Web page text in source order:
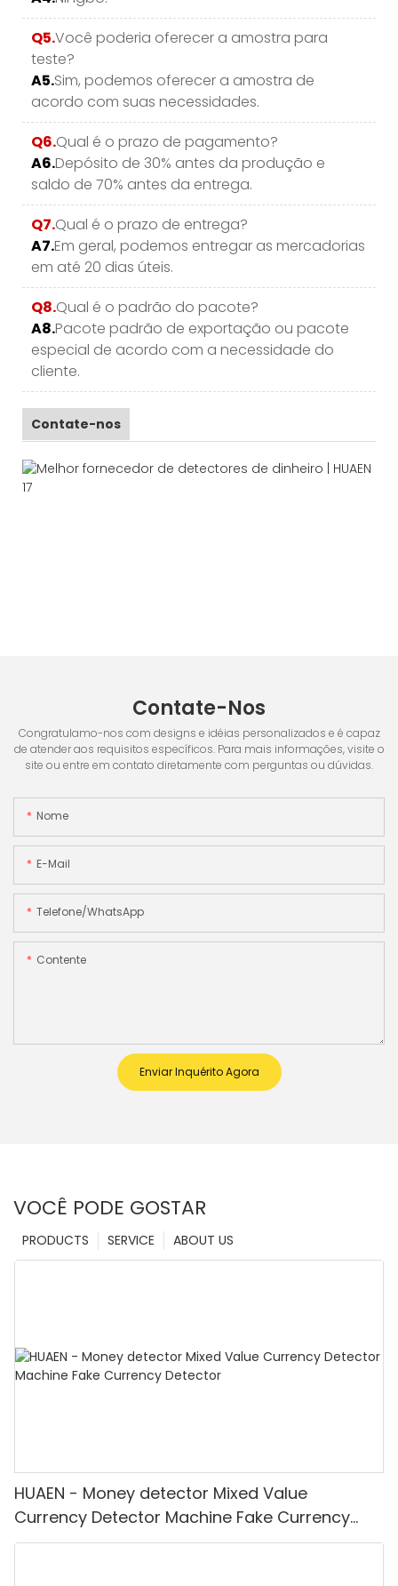
Q5.Você poderia oferecer a amostra para
teste?
A5.Sim, podemos oferecer a amostra de
acordo com suas necessidades.
Q6.Qual é o prazo de pagamento?
A6.Depósito de 30% antes da produção e
saldo de 70% antes da entrega.
Q7.Qual é o prazo de entrega?
A7.Em geral, podemos entregar as mercadorias
em até 20 dias úteis.
Q8.Qual é o padrão do pacote?
A8.Pacote padrão de exportação ou pacote
especial de acordo com a necessidade do
cliente.
Contate-nos
Contate-Nos
Congratulamo-nos com designs e idéias personalizados e é capaz
de atender aos requisitos específicos. Para mais informações, visite o
site ou entre em contato diretamente com perguntas ou dúvidas.
Nome
E-Mail
Telefone/WhatsApp
Contente
Enviar Inquérito Agora
VOCÊ PODE GOSTAR
ABOUT US
SERVICE
PRODUCTS
HUAEN - Money detector Mixed Value
Currency Detector Machine Fake Currency
Detector